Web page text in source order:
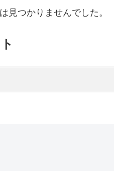
見つかりませんでした。